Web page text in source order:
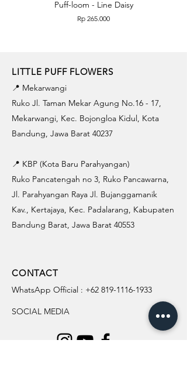
Puff-loom - Line Daisy
Price
Rp 265.000
LITTLE PUFF FLOWERS
📍 Mekarwangi
Ruko Jl. Taman Mekar Agung No.16 - 17,
Mekarwangi, Kec. Bojongloa Kidul, Kota
Bandung, Jawa Barat 40237
📍 KBP (Kota Baru Parahyangan)
Ruko Pancatengah no 3, Ruko Pancawarna,
Jl. Parahyangan Raya Jl. Bujanggamanik
Kav., Kertajaya, Kec. Padalarang, Kabupaten
Bandung Barat, Jawa Barat 40553
CONTACT
WhatsApp Official : +62 819-1116-1933
SOCIAL MEDIA